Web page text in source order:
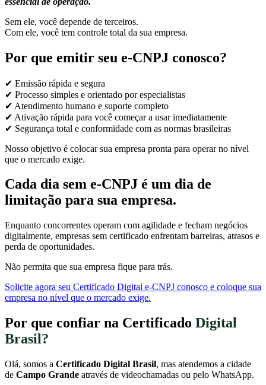
Sem ele, você depende de terceiros.
Com ele, você tem controle total da sua empresa.
Por que emitir seu e-CNPJ conosco?
✔ Emissão rápida e segura
✔ Processo simples e orientado por especialistas
✔ Atendimento humano e suporte completo
✔ Ativação rápida para você começar a usar imediatamente
✔ Segurança total e conformidade com as normas brasileiras
Nosso objetivo é colocar sua empresa pronta para operar no nível
que o mercado exige.
Cada dia sem e-CNPJ é um dia de
limitação para sua empresa.
Enquanto concorrentes operam com agilidade e fecham negócios
digitalmente, empresas sem certificado enfrentam barreiras, atrasos e
perda de oportunidades.
Não permita que sua empresa fique para trás.
Solicite agora seu Certificado Digital e-CNPJ conosco e coloque sua
empresa no nível que o mercado exige.
Por que confiar na Certificado Digital
Brasil?
Olá, somos a Certificado Digital Brasil, mas atendemos a cidade
de Campo Grande através de videochamadas ou pelo WhatsApp.